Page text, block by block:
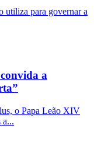
utiliza para governar a
a
o Papa Leão XIV
a...